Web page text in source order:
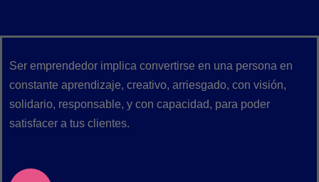
Ser emprendedor implica convertirse en una persona en
constante aprendizaje, creativo, arriesgado, con visión,
solidario, responsable, y con capacidad, para poder
satisfacer a tus clientes.